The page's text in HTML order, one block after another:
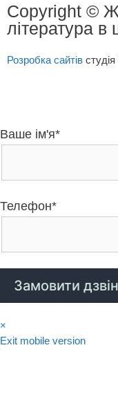
Copyright ©
література в
Розробка сайтів
Ваше ім'я*
Телефон*
×
Exit mobile version